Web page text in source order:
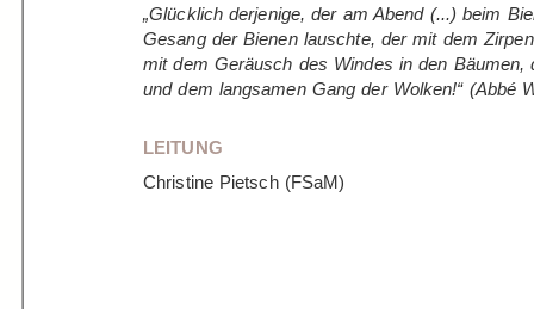
„Glücklich derjenige, der am Abend (...) beim
Gesang der Bienen lauschte, der mit dem
mit dem Geräusch des Windes in den Bäumen,
und dem langsamen Gang der Wolken!“ (Abbé
LEITUNG
Christine Pietsch (FSaM)